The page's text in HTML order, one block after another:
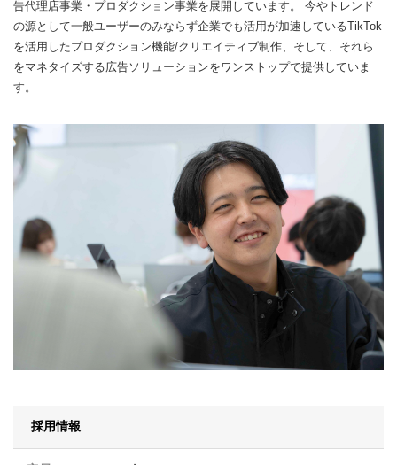
告代理店事業・プロダクション事業を展開しています。 今やトレンド
の源として一般ユーザーのみならず企業でも活用が加速しているTikTok
を活用したプロダクション機能/クリエイティブ制作、そして、それら
をマネタイズする広告ソリューションをワンストップで提供していま
す。
採用情報